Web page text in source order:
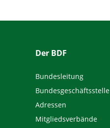
Der BDF
Bundesleitung
Bundesgeschäftsstelle
Adressen
Mitgliedsverbände